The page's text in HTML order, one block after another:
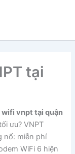
tại
vnpt tại quận
ưu? VNPT
nổ: miễn phí
WiFi 6 hiện